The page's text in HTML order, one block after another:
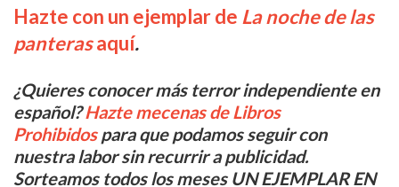
Hazte con un ejemplar de La noche de las
panterasaquí.
¿Quieres conocer más terror independiente en
español?Hazte mecenas de Libros
Prohibidospara que podamos seguir con
nuestra labor sin recurrir a publicidad.
Sorteamos todos los meses UN EJEMPLAR EN